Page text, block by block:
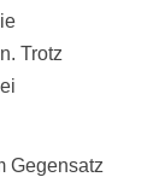
Trotz
Gegensatz